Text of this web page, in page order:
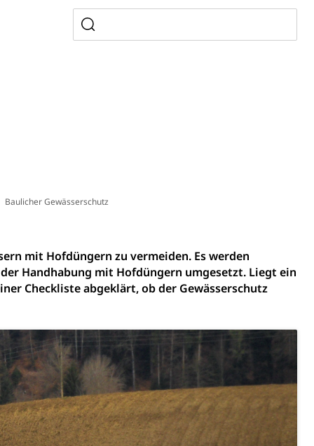
Baulicher Gewässerschutz
mit Hofdüngern zu vermeiden. Es werden
Handhabung mit Hofdüngern umgesetzt. Liegt ein
Checkliste abgeklärt, ob der Gewässerschutz
elterliche Sorge
Jugendliche (WAS Luzern)
von Angehörigen (WAS Luzern)